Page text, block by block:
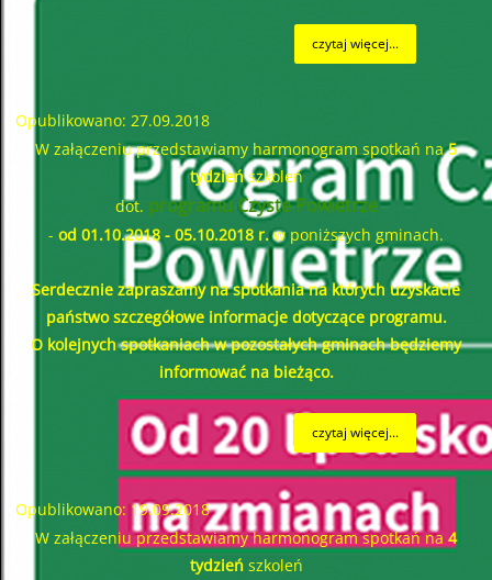
czytaj więcej...
Opublikowano: 27.09.2018
W załączeniu przedstawiamy harmonogram spotkań na5
tydzieńszkoleń
dot. programu Czyste Powietrze
- od 01.10.2018 - 05.10.2018 r.w poniższych gminach.
Serdecznie zapraszamy na spotkania na których uzyskacie
państwo szczegółowe informacje dotyczące programu.
O kolejnych spotkaniach w pozostałych gminach będziemy
informować na bieżąco.
czytaj więcej...
Opublikowano: 19.09.2018
W załączeniu przedstawiamy harmonogram spotkań na 4
tydzień szkoleń